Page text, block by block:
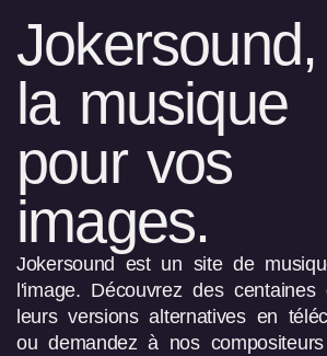
Jokersound,
la musique
pour vos
images.
Jokersound est un site de
l'image. Découvrez des
leurs versions alternatives en
ou demandez à nos